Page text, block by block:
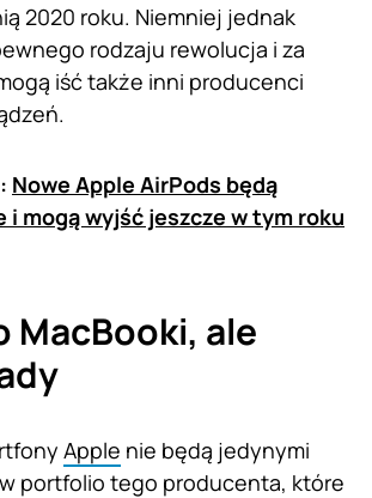
2020 roku. Niemniej jednak
rodzaju rewolucja i za
iść także inni producenci
Nowe Apple AirPods będą
i mogą wyjść jeszcze w tym roku
MacBooki, ale
Apple nie będą jedynymi
portfolio tego producenta, które